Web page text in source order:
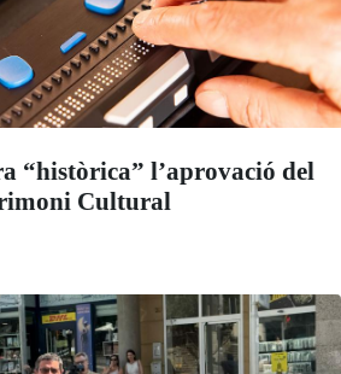
“històrica” l’aprovació del
Cultural